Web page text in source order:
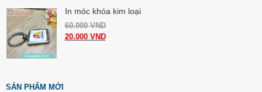
In móc khóa kim loại
60.000VND
20.000 VND
SẢN PHẨM MỚI